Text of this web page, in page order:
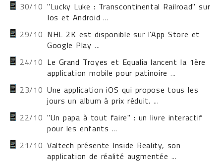
30/10 "Lucky Luke : Transcontinental Railroad" sur
Ios et Android ...
29/10 NHL 2K est disponible sur l'App Store et
Google Play ...
24/10 Le Grand Troyes et Equalia lancent la 1ère
application mobile pour patinoire ...
23/10 Une application iOS qui propose tous les
jours un album à prix réduit. ...
22/10 "Un papa à tout faire" : un livre interactif
pour les enfants ...
21/10 Valtech présente Inside Reality, son
application de réalité augmentée ...